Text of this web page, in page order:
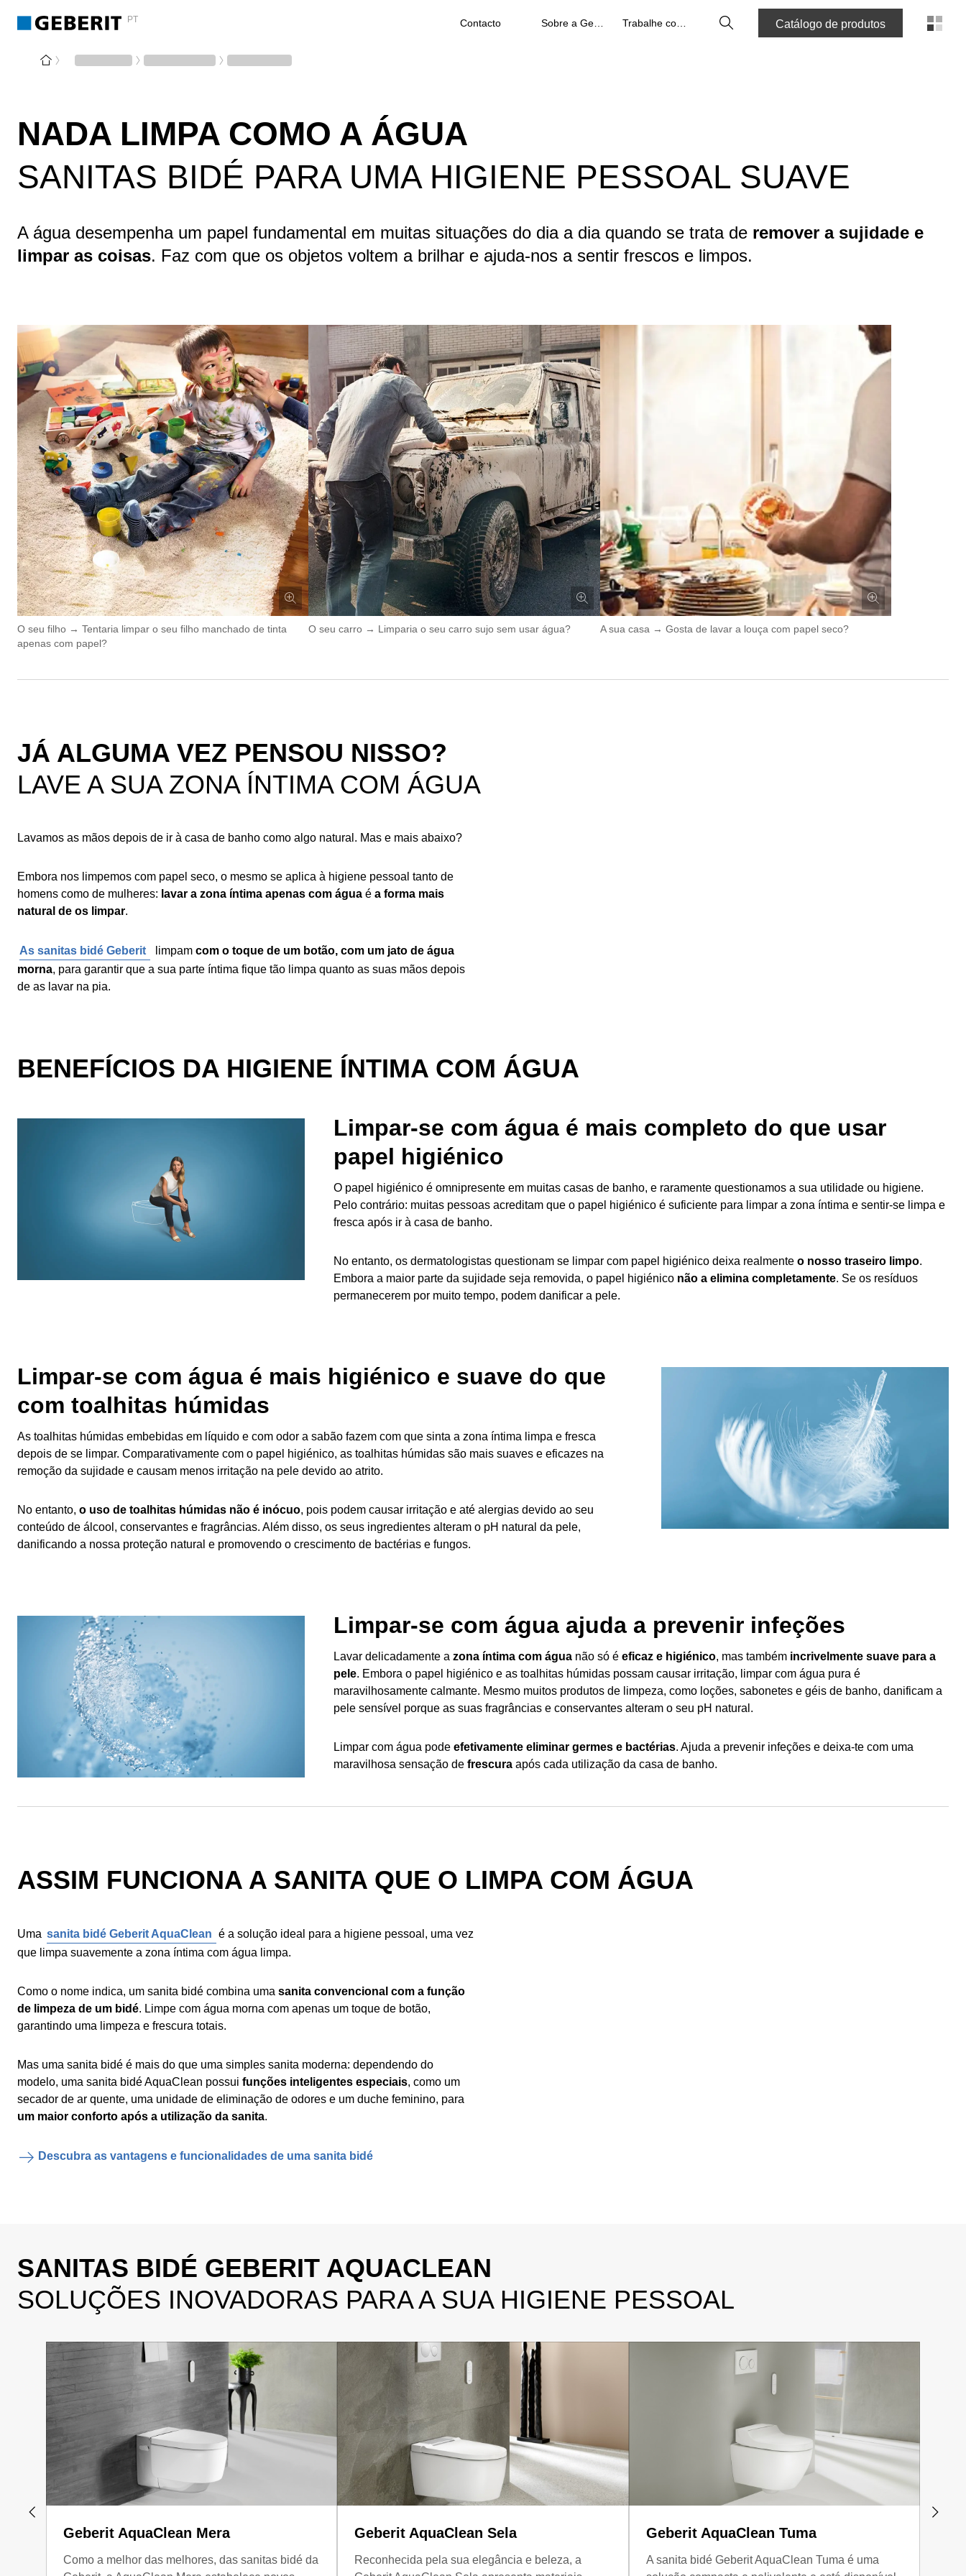
PT Contacto PesquisaCatálogo de produtos
NADA LIMPA COMO A ÁGUA
SANITAS BIDÉ PARA UMA HIGIENE PESSOAL SUAVE
A água desempenha um papel fundamental em muitas situações do dia a dia quando se trata de remover a sujidade e
limpar as coisas. Faz com que os objetos voltem a brilhar e ajuda-nos a sentir frescos e limpos.
O seu filho → Tentaria limpar o seu filho manchado de tinta
apenas com papel?
O seu carro → Limparia o seu carro sujo sem usar água? A sua casa → Gosta de lavar a louça com papel seco?
JÁ ALGUMA VEZ PENSOU NISSO?
LAVE A SUA ZONA ÍNTIMA COM ÁGUA
Lavamos as mãos depois de ir à casa de banho como algo natural. Mas e mais abaixo?
Embora nos limpemos com papel seco, o mesmo se aplica à higiene pessoal tanto de
homens como de mulheres: lavar a zona íntima apenas com água é a forma mais
natural de os limpar.
As sanitas bidé Geberit limpam com o toque de um botão, com um jato de água
morna, para garantir que a sua parte íntima fique tão limpa quanto as suas mãos depois
de as lavar na pia.
BENEFÍCIOS DA HIGIENE ÍNTIMA COM ÁGUA
Limpar-se com água é mais completo do que usar
papel higiénico
O papel higiénico é omnipresente em muitas casas de banho, e raramente questionamos a sua utilidade ou higiene.
Pelo contrário: muitas pessoas acreditam que o papel higiénico é suficiente para limpar a zona íntima e sentir-se limpa e
fresca após ir à casa de banho.
No entanto, os dermatologistas questionam se limpar com papel higiénico deixa realmente o nosso traseiro limpo.
Embora a maior parte da sujidade seja removida, o papel higiénico não a elimina completamente. Se os resíduos
permanecerem por muito tempo, podem danificar a pele.
Limpar-se com água é mais higiénico e suave do que
com toalhitas húmidas
As toalhitas húmidas embebidas em líquido e com odor a sabão fazem com que sinta a zona íntima limpa e fresca
depois de se limpar. Comparativamente com o papel higiénico, as toalhitas húmidas são mais suaves e eficazes na
remoção da sujidade e causam menos irritação na pele devido ao atrito.
No entanto, o uso de toalhitas húmidas não é inócuo, pois podem causar irritação e até alergias devido ao seu
conteúdo de álcool, conservantes e fragrâncias. Além disso, os seus ingredientes alteram o pH natural da pele,
danificando a nossa proteção natural e promovendo o crescimento de bactérias e fungos.
Limpar-se com água ajuda a prevenir infeções
Lavar delicadamente a zona íntima com água não só é eficaz e higiénico, mas também incrivelmente suave para a
pele. Embora o papel higiénico e as toalhitas húmidas possam causar irritação, limpar com água pura é
maravilhosamente calmante. Mesmo muitos produtos de limpeza, como loções, sabonetes e géis de banho, danificam a
pele sensível porque as suas fragrâncias e conservantes alteram o seu pH natural.
Limpar com água pode efetivamente eliminar germes e bactérias. Ajuda a prevenir infeções e deixa-te com uma
maravilhosa sensação de frescura após cada utilização da casa de banho.
ASSIM FUNCIONA A SANITA QUE O LIMPA COM ÁGUA
Uma sanita bidé Geberit AquaClean é a solução ideal para a higiene pessoal, uma vez
que limpa suavemente a zona íntima com água limpa.
Como o nome indica, um sanita bidé combina uma sanita convencional com a função
de limpeza de um bidé. Limpe com água morna com apenas um toque de botão,
garantindo uma limpeza e frescura totais.
Mas uma sanita bidé é mais do que uma simples sanita moderna: dependendo do
modelo, uma sanita bidé AquaClean possui funções inteligentes especiais, como um
secador de ar quente, uma unidade de eliminação de odores e um duche feminino, para
um maior conforto após a utilização da sanita.
Descubra as vantagens e funcionalidades de uma sanita bidé
SANITAS BIDÉ GEBERIT AQUACLEAN
SOLUÇÕES INOVADORAS PARA A SUA HIGIENE PESSOAL
Geberit AquaClean Mera
Como a melhor das melhores, das sanitas bidé da
Geberit AquaClean Sela
Reconhecida pela sua elegância e beleza, a
Geberit AquaClean Tuma
A sanita bidé Geberit AquaClean Tuma é uma